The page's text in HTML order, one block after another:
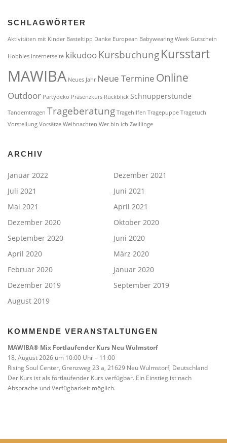
SCHLAGWÖRTER
Aktivitäten mit Kinder Basteltipp Danke European Babywearing Week Gutschein
Hobbies Internetseite kikudoo KursbuchungKursstart
MAWIBA Neues Jahr Neue Termine Online
Outdoor Partydeko Präsenzkurs Rückblick Schnupperstunde
Tandemtragen Trageberatung Tragehilfen Tragepuppe Tragetuch
Vorstellung Vorsätze Weihnachten Wer bin ich Zwillinge
ARCHIV
Januar 2022
Dezember 2021
Juli 2021
Juni 2021
Mai 2021
April 2021
Dezember 2020
Oktober 2020
September 2020
Juni 2020
April 2020
März 2020
Februar 2020
Januar 2020
Dezember 2019
September 2019
August 2019
KOMMENDE VERANSTALTUNGEN
MAWIBA® Mix Fortlaufender Kurs Neu Wulmstorf
18. August 2026 um 10:00 Uhr – 11:00
Rising Soul Center, Grenzweg 23 a, 21629 Neu Wulmstorf, Deutschland
Der Kurs ist als fortlaufender Kurs verfügbar. Ein Einstieg ist nach
Absprache und Verfügbarkeit möglich.